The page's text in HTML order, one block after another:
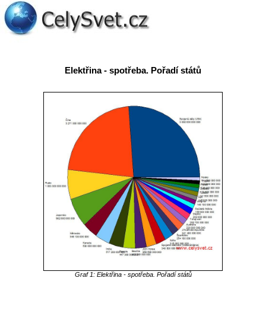
Elektřina - spotřeba. Pořadí států
Graf 1: Elektřina - spotřeba. Pořadí států